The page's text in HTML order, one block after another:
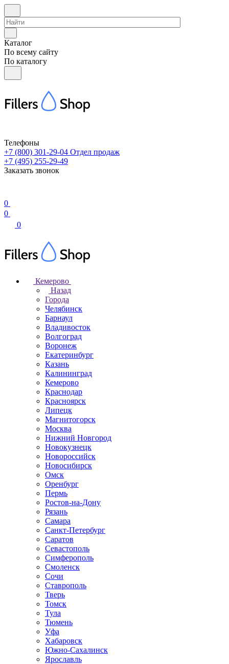
Каталог
По всему сайту
По каталогу
Телефоны
+7 (800) 301-29-04 Отдел продаж
+7 (495) 255-29-49
Заказать звонок
0
0
0
Кемерово
Назад
Города
Челябинск
Барнаул
Владивосток
Волгоград
Воронеж
Екатеринбург
Казань
Калининград
Кемерово
Краснодар
Красноярск
Липецк
Магнитогорск
Москва
Нижний Новгород
Новокузнецк
Новороссийск
Новосибирск
Омск
Оренбург
Пермь
Ростов-на-Дону
Рязань
Самара
Санкт-Петербург
Саратов
Севастополь
Симферополь
Смоленск
Сочи
Ставрополь
Тверь
Томск
Тула
Тюмень
Уфа
Хабаровск
Южно-Сахалинск
Ярославль